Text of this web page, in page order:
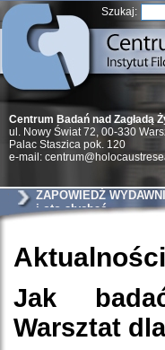
Szukaj:
Centrum Badań nad Zagładą
ul. Nowy Świat 72, 00-330
Palac Staszica pok. 120
e-mail:
ZAPOWIEDŹ
i oto słychać
Aktualności
Jak
Warsztat